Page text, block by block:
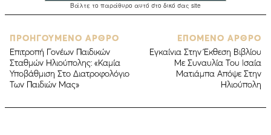
ΠΡΟΗΓΟΥΜΕΝΟ ΑΡΘΡΟ
Eπιτροπή Γονέων Παιδικών
Σταθμών Ηλιούπολης: «Καμία
Υποβάθμιση Στο Διατροφολόγιο
Των Παιδιών Μας»
ΕΠΟΜΕΝΟ ΑΡΘΡΟ
Εγκαίνια Στην Έκθεση Βιβλίου
Με Συναυλία Του Ισαία
Ματιάμπα Απόψε Στην
Ηλιούπολη